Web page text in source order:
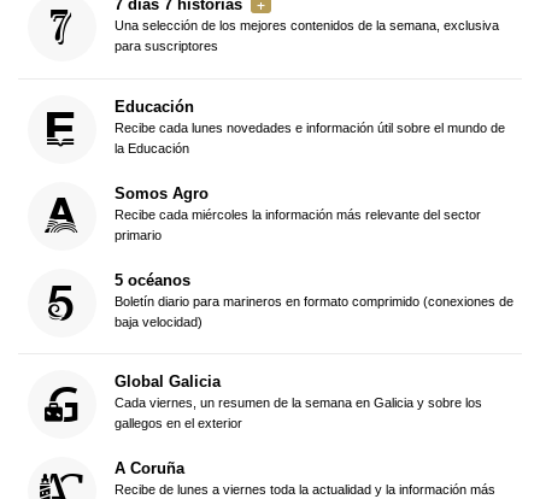
7 días 7 historias
Una selección de los mejores contenidos de la semana, exclusiva
para suscriptores
Educación
Recibe cada lunes novedades e información útil sobre el mundo de
la Educación
Somos Agro
Recibe cada miércoles la información más relevante del sector
primario
5 océanos
Boletín diario para marineros en formato comprimido (conexiones de
baja velocidad)
Global Galicia
Cada viernes, un resumen de la semana en Galicia y sobre los
gallegos en el exterior
A Coruña
Recibe de lunes a viernes toda la actualidad y la información más